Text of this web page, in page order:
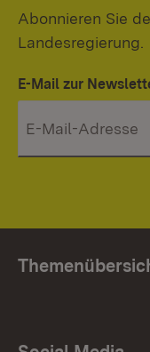
Abonnieren Sie
Landesregierung.
E-Mail zur